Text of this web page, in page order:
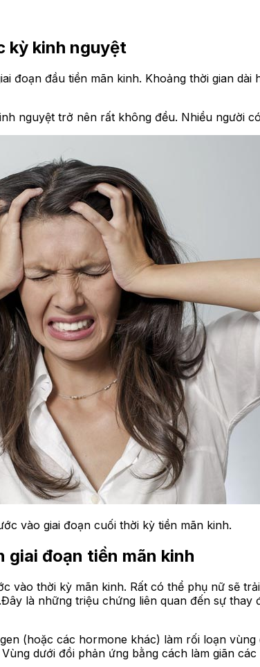
kỳ kinh nguyệt
đoạn đầu tiền mãn kinh. Khoảng thời gian
nguyệt trở nên rất không đều. Nhiều người
vào giai đoạn cuối thời kỳ tiền mãn kinh.
giai đoạn tiền mãn kinh
vào thời kỳ mãn kinh. Rất có thể phụ nữ sẽ
là những triệu chứng liên quan đến sự
(hoặc các hormone khác) làm rối loạn
dưới đồi phản ứng bằng cách làm giãn